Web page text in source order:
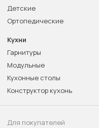
Детские
Ортопедические
Кухни
Гарнитуры
Модульные
Кухонные столы
Конструктор кухонь
Для покупателей